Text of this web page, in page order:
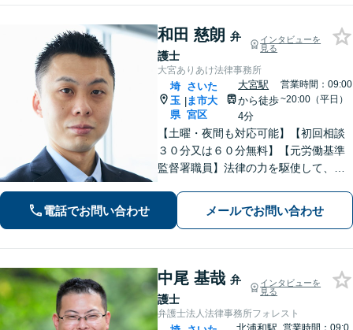
和田 慈朗 弁
護士
インタビューを
見る
大宮ありあけ法律事務所
埼
玉
県
|
さいた
ま市大
宮区
大宮駅
から徒歩
4分
営業時間：09:00
~20:00（平日）
【土曜・夜間も対応可能】【初回相談
３０分又は６０分無料】【元労働基準
監督署職員】法律の力を駆使して、ト
たいと思っています。費用が不安な方
もご相談ください。【大宮駅徒歩４
電話でお問い合わせ メールでお問い合わせ
中尾 基哉 弁
護士
インタビューを
見る
弁護士法人法律事務所フォレスト
営業時間：09:0